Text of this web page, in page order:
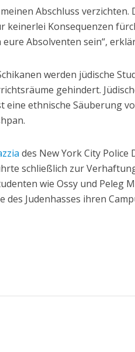
Abschluss verzichten.
keinerlei Konsequenzen
Absolventen sein“,
werden jüdische
gehindert.
eine ethnische Säuberung
des New York City
schließlich zur
wie Ossy und Peleg
des Judenhasses ihren